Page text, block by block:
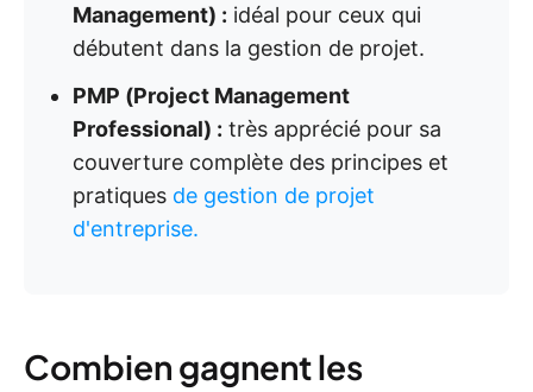
Management) : idéal pour ceux qui
débutent dans la gestion de projet.
PMP (Project Management
Professional) : très apprécié pour sa
couverture complète des principes et
pratiques de gestion de projet
d'entreprise.
Combien gagnent les